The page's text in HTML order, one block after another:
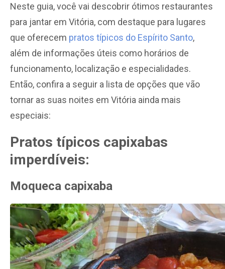
Neste guia, você vai descobrir ótimos restaurantes
para jantar em Vitória, com destaque para lugares
que oferecem pratos típicos do Espírito Santo,
além de informações úteis como horários de
funcionamento, localização e especialidades.
Então, confira a seguir a lista de opções que vão
tornar as suas noites em Vitória ainda mais
especiais:
Pratos típicos capixabas
imperdíveis:
Moqueca capixaba